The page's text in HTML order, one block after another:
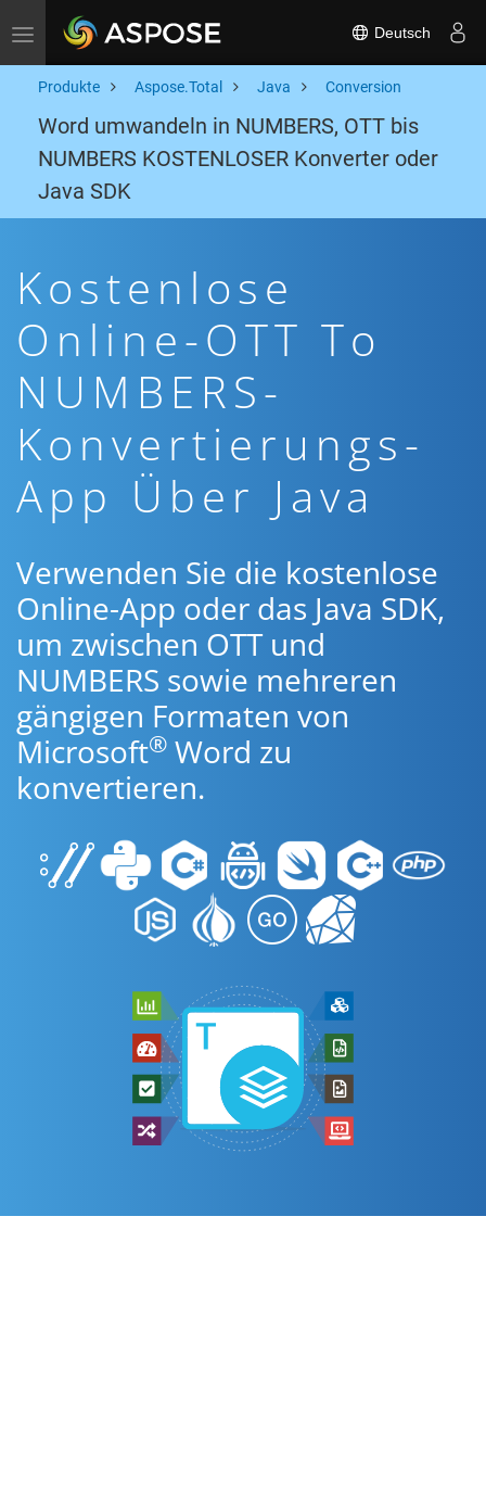
Toggle navigation Deutsch
Produkte Aspose.Total Java Conversion
Word umwandeln in NUMBERS, OTT bis
NUMBERS KOSTENLOSER Konverter oder
Java SDK
Kostenlose
Online-OTT To
NUMBERS-
Konvertierungs-
App Über Java
Verwenden Sie die kostenlose
Online-App oder das Java SDK,
um zwischen OTT und
NUMBERS sowie mehreren
gängigen Formaten von
Microsoft® Word zu
konvertieren.